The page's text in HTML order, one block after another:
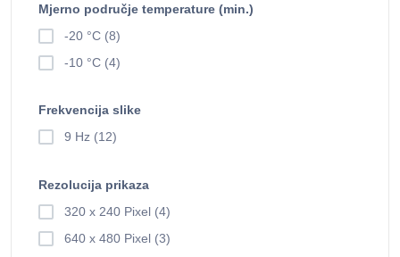
Mjerno područje temperature (min.)
-20 °C (8)
-10 °C (4)
Frekvencija slike
9 Hz (12)
Rezolucija prikaza
320 x 240 Pixel (4)
640 x 480 Pixel (3)